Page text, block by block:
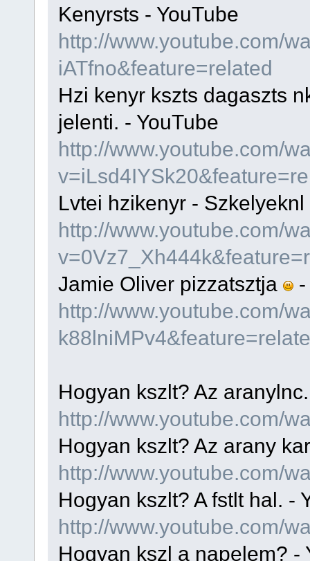
Kenyrsts - YouTube
http://www.youtube.com/
iATfno&feature=related
Hzi kenyr kszts dagaszts
jelenti. - YouTube
http://www.youtube.com/
Lvtei hzikenyr -
http://www.youtube.com/
Jamie Oliver pizzatsztja
-
http://www.youtube.com/
Hogyan kszlt? Az
http://www.youtube.com/
Hogyan kszlt? Az arany
http://www.youtube.com/
Hogyan kszlt? A fstlt hal. -
http://www.youtube.com/
Hogyan kszl a napelem? -